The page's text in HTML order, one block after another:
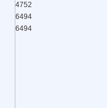
4752
6494
6494